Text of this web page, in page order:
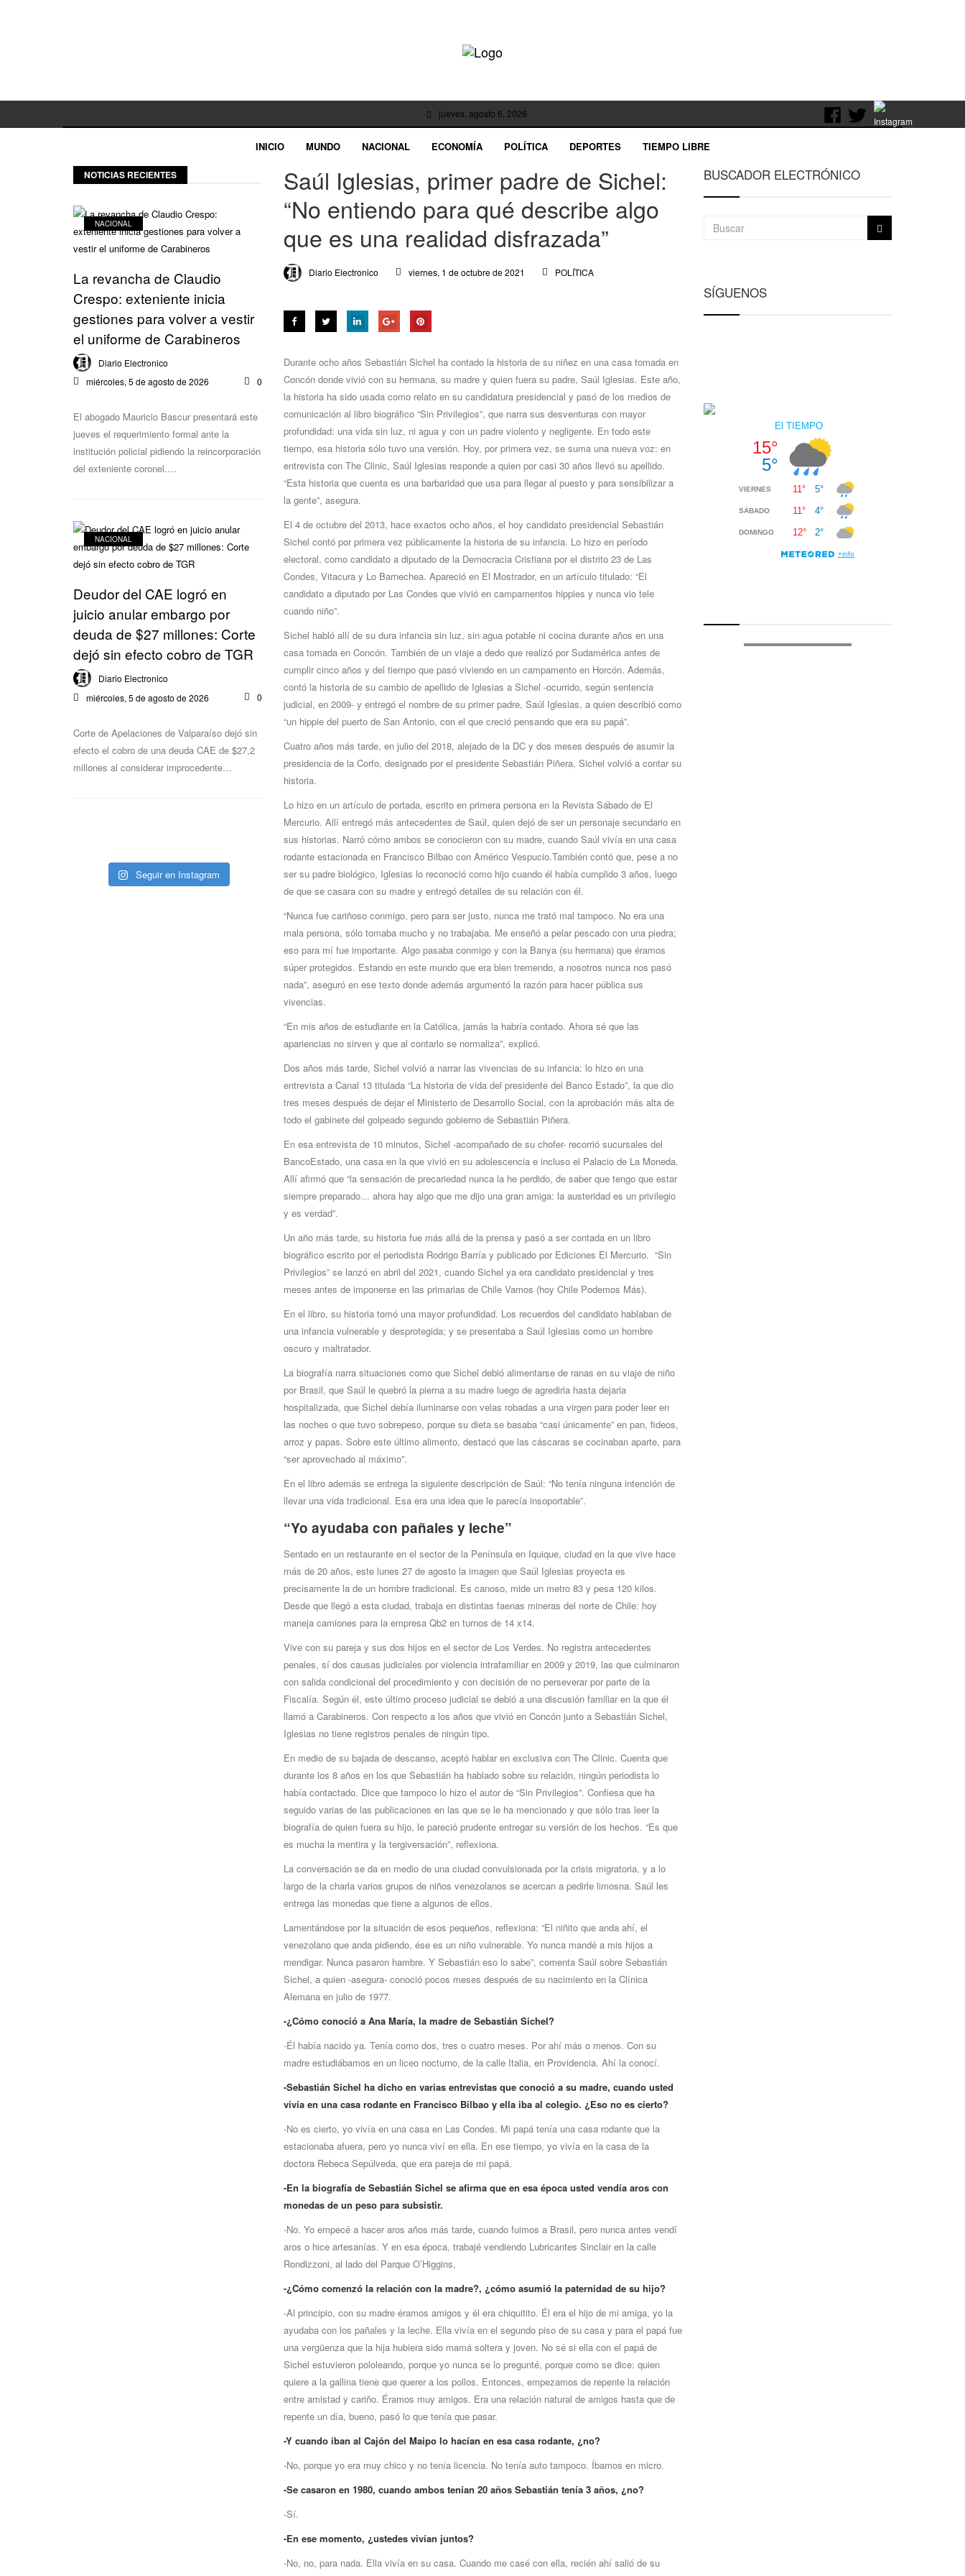
jueves, agosto 6, 2026
INICIO MUNDO NACIONAL ECONOMÍA POLÍTICA DEPORTES TIEMPO LIBRE
Saúl Iglesias, primer padre de Sichel:
“No entiendo para qué describe algo
que es una realidad disfrazada”
Diario Electronico viernes, 1 de octubre de 2021 POLÍTICA
Durante ocho años Sebastián Sichel ha contado la historia de su niñez en una casa tomada en
Concón donde vivió con su hermana, su madre y quien fuera su padre, Saúl Iglesias. Este año,
la historia ha sido usada como relato en su candidatura presidencial y pasó de los medios de
comunicación al libro biográfico “Sin Privilegios”, que narra sus desventuras con mayor
profundidad: una vida sin luz, ni agua y con un padre violento y negligente. En todo este
tiempo, esa historia sólo tuvo una versión. Hoy, por primera vez, se suma una nueva voz: en
entrevista con The Clinic, Saúl Iglesias responde a quien por casi 30 años llevó su apellido.
“Esta historia que cuenta es una barbaridad que usa para llegar al puesto y para sensibilizar a
la gente”, asegura.
El 4 de octubre del 2013, hace exactos ocho años, el hoy candidato presidencial Sebastián
Sichel contó por primera vez públicamente la historia de su infancia. Lo hizo en período
electoral, como candidato a diputado de la Democracia Cristiana por el distrito 23 de Las
Condes, Vitacura y Lo Barnechea. Apareció en El Mostrador, en un artículo titulado: “El
candidato a diputado por Las Condes que vivió en campamentos hippies y nunca vio tele
cuando niño”.
Sichel habló allí de su dura infancia sin luz, sin agua potable ni cocina durante años en una
casa tomada en Concón. También de un viaje a dedo que realizó por Sudamérica antes de
cumplir cinco años y del tiempo que pasó viviendo en un campamento en Horcón. Además,
contó la historia de su cambio de apellido de Iglesias a Sichel -ocurrido, según sentencia
judicial, en 2009- y entregó el nombre de su primer padre, Saúl Iglesias, a quien describió como
“un hippie del puerto de San Antonio, con el que creció pensando que era su papá”.
Cuatro años más tarde, en julio del 2018, alejado de la DC y dos meses después de asumir la
presidencia de la Corfo, designado por el presidente Sebastián Piñera, Sichel volvió a contar su
historia.
Lo hizo en un artículo de portada, escrito en primera persona en la Revista Sábado de El
Mercurio. Allí entregó más antecedentes de Saúl, quien dejó de ser un personaje secundario en
sus historias. Narró cómo ambos se conocieron con su madre, cuando Saúl vivía en una casa
rodante estacionada en Francisco Bilbao con Américo Vespucio.También contó que, pese a no
ser su padre biológico, Iglesias lo reconoció como hijo cuando él había cumplido 3 años, luego
de que se casara con su madre y entregó detalles de su relación con él.
“Nunca fue cariñoso conmigo, pero para ser justo, nunca me trató mal tampoco. No era una
mala persona, sólo tomaba mucho y no trabajaba. Me enseñó a pelar pescado con una piedra;
eso para mí fue importante. Algo pasaba conmigo y con la Banya (su hermana) que éramos
súper protegidos. Estando en este mundo que era bien tremendo, a nosotros nunca nos pasó
nada”, aseguró en ese texto donde además argumentó la razón para hacer pública sus
vivencias.
“En mis años de estudiante en la Católica, jamás la habría contado. Ahora sé que las
apariencias no sirven y que al contarlo se normaliza”, explicó.
Dos años más tarde, Sichel volvió a narrar las vivencias de su infancia: lo hizo en una
entrevista a Canal 13 titulada “La historia de vida del presidente del Banco Estado”, la que dio
tres meses después de dejar el Ministerio de Desarrollo Social, con la aprobación más alta de
todo el gabinete del golpeado segundo gobierno de Sebastián Piñera.
En esa entrevista de 10 minutos, Sichel -acompañado de su chofer- recorrió sucursales del
BancoEstado, una casa en la que vivió en su adolescencia e incluso el Palacio de La Moneda.
Allí afirmó que “la sensación de precariedad nunca la he perdido, de saber que tengo que estar
siempre preparado… ahora hay algo que me dijo una gran amiga: la austeridad es un privilegio
y es verdad”.
Un año más tarde, su historia fue más allá de la prensa y pasó a ser contada en un libro
biográfico escrito por el periodista Rodrigo Barría y publicado por ‎Ediciones El Mercurio. “Sin
Privilegios” se lanzó en abril del 2021, cuando Sichel ya era candidato presidencial y tres
meses antes de imponerse en las primarias de Chile Vamos (hoy Chile Podemos Más).
En el libro, su historia tomó una mayor profundidad. Los recuerdos del candidato hablaban de
una infancia vulnerable y desprotegida; y se presentaba a Saúl Iglesias como un hombre
oscuro y maltratador.
La biografía narra situaciones como que Sichel debió alimentarse de ranas en su viaje de niño
por Brasil, que Saúl le quebró la pierna a su madre luego de agredirla hasta dejarla
hospitalizada, que Sichel debía iluminarse con velas robadas a una virgen para poder leer en
las noches o que tuvo sobrepeso, porque su dieta se basaba “casi únicamente” en pan, fideos,
arroz y papas. Sobre este último alimento, destacó que las cáscaras se cocinaban aparte, para
“ser aprovechado al máximo”.
En el libro además se entrega la siguiente descripción de Saúl: “No tenía ninguna intención de
llevar una vida tradicional. Esa era una idea que le parecía insoportable”.
“Yo ayudaba con pañales y leche”
Sentado en un restaurante en el sector de la Península en Iquique, ciudad en la que vive hace
más de 20 años, este lunes 27 de agosto la imagen que Saúl Iglesias proyecta es
precisamente la de un hombre tradicional. Es canoso, mide un metro 83 y pesa 120 kilos.
Desde que llegó a esta ciudad, trabaja en distintas faenas mineras del norte de Chile: hoy
maneja camiones para la empresa Qb2 en turnos de 14 x14.
Vive con su pareja y sus dos hijos en el sector de Los Verdes. No registra antecedentes
penales, sí dos causas judiciales por violencia intrafamiliar en 2009 y 2019, las que culminaron
con salida condicional del procedimiento y con decisión de no perseverar por parte de la
Fiscalía. Según él, este último proceso judicial se debió a una discusión familiar en la que él
llamó a Carabineros. Con respecto a los años que vivió en Concón junto a Sebastián Sichel,
Iglesias no tiene registros penales de ningún tipo.
En medio de su bajada de descanso, aceptó hablar en exclusiva con The Clinic. Cuenta que
durante los 8 años en los que Sebastián ha hablado sobre su relación, ningún periodista lo
había contactado. Dice que tampoco lo hizo el autor de “Sin Privilegios”. Confiesa que ha
seguido varias de las publicaciones en las que se le ha mencionado y que sólo tras leer la
biografía de quien fuera su hijo, le pareció prudente entregar su versión de los hechos. “Es que
es mucha la mentira y la tergiversación”, reflexiona.
La conversación se da en medio de una ciudad convulsionada por la crisis migratoria, y a lo
largo de la charla varios grupos de niños venezolanos se acercan a pedirle limosna. Saúl les
entrega las monedas que tiene a algunos de ellos.
Lamentándose por la situación de esos pequeños, reflexiona: “El niñito que anda ahí, el
venezolano que anda pidiendo, ése es un niño vulnerable. Yo nunca mandé a mis hijos a
mendigar. Nunca pasaron hambre. Y Sebastián eso lo sabe”, comenta Saúl sobre Sebastián
Sichel, a quien -asegura- conoció pocos meses después de su nacimiento en la Clínica
Alemana en julio de 1977.
-¿Cómo conoció a Ana María, la madre de Sebastián Sichel?
-Él había nacido ya. Tenía como dos, tres o cuatro meses. Por ahí más o menos. Con su
madre estudiábamos en un liceo nocturno, de la calle Italia, en Providencia. Ahí la conocí.
-Sebastián Sichel ha dicho en varias entrevistas que conoció a su madre, cuando usted
vivía en una casa rodante en Francisco Bilbao y ella iba al colegio. ¿Eso no es cierto?
-No es cierto, yo vivía en una casa en Las Condes. Mi papá tenía una casa rodante que la
estacionaba afuera, pero yo nunca viví en ella. En ese tiempo, yo vivía en la casa de la
doctora Rebeca Sepúlveda, que era pareja de mi papá.
-En la biografía de Sebastián Sichel se afirma que en esa época usted vendía aros con
monedas de un peso para subsistir.
-No. Yo empecé a hacer aros años más tarde, cuando fuimos a Brasil, pero nunca antes vendí
aros o hice artesanías. Y en esa época, trabajé vendiendo Lubricantes Sinclair en la calle
Rondizzoni, al lado del Parque O’Higgins,
-¿Cómo comenzó la relación con la madre?, ¿cómo asumió la paternidad de su hijo?
-Al principio, con su madre éramos amigos y él era chiquitito. Él era el hijo de mi amiga, yo la
ayudaba con los pañales y la leche. Ella vivía en el segundo piso de su casa y para el papá fue
una vergüenza que la hija hubiera sido mamá soltera y joven. No sé si ella con el papá de
Sichel estuvieron pololeando, porque yo nunca se lo pregunté, porque como se dice: quien
quiere a la gallina tiene que querer a los pollos. Entonces, empezamos de repente la relación
entre amistad y cariño. Éramos muy amigos. Era una relación natural de amigos hasta que de
repente un día, bueno, pasó lo que tenía que pasar.
-Y cuando iban al Cajón del Maipo lo hacían en esa casa rodante, ¿no?
-No, porque yo era muy chico y no tenía licencia. No tenía auto tampoco. Íbamos en micro.
-Se casaron en 1980, cuando ambos tenían 20 años Sebastián tenía 3 años, ¿no?
-Sí.
-En ese momento, ¿ustedes vivían juntos?
-No, no, para nada. Ella vivía en su casa. Cuando me casé con ella, recién ahí salió de su
NOTICIAS RECIENTES
NACIONAL
La revancha de Claudio
Crespo: exteniente inicia
gestiones para volver a vestir
el uniforme de Carabineros
Diario Electronico
miércoles, 5 de agosto de 2026
0
El abogado Mauricio Bascur presentará este
jueves el requerimiento formal ante la
institución policial pidiendo la reincorporación
del exteniente coronel.…
NACIONAL
Deudor del CAE logró en
juicio anular embargo por
deuda de $27 millones: Corte
dejó sin efecto cobro de TGR
Diario Electronico
miércoles, 5 de agosto de 2026
0
Corte de Apelaciones de Valparaíso dejó sin
efecto el cobro de una deuda CAE de $27,2
millones al considerar improcedente…
Seguir en Instagram
BUSCADOR ELECTRÓNICO
SÍGUENOS